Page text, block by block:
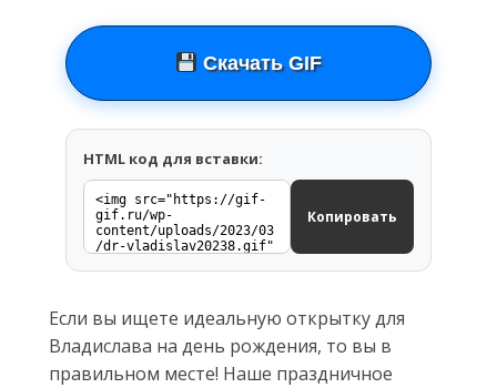
Скачать GIF
HTML код для вставки:
Копировать
Если вы ищете идеальную открытку для
Владислава на день рождения, то вы в
правильном месте! Наше праздничное